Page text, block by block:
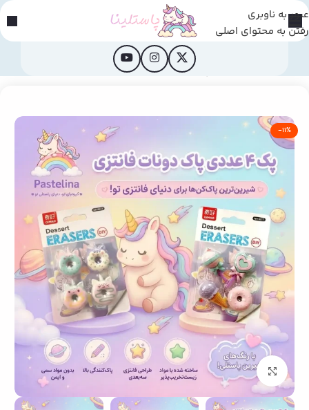
عبور به ناوبری
رفتن به محتوای اصلی
پاک کن
-11%
بزرگنمایی تصویر